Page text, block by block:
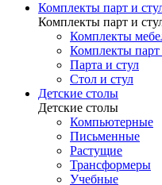
Комплекты парт и
Комплекты парт и
Комплекты
Комплекты парт
Парта и стул
Стол и стул
Детские столы
Детские столы
Компьютерные
Письменные
Растущие
Трансформеры
Учебные